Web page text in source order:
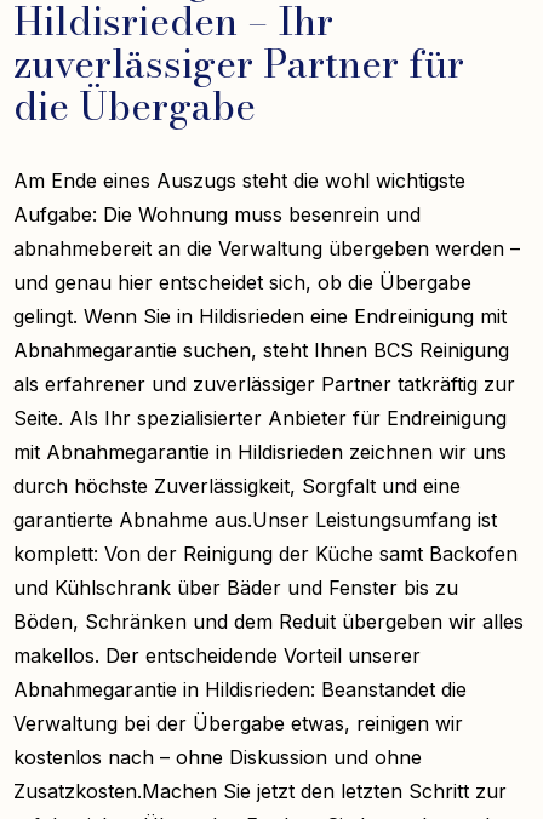
Hildisrieden – Ihr
zuverlässiger Partner für
die Übergabe
Am Ende eines Auszugs steht die wohl wichtigste
Aufgabe: Die Wohnung muss besenrein und
abnahmebereit an die Verwaltung übergeben werden –
und genau hier entscheidet sich, ob die Übergabe
gelingt. Wenn Sie in Hildisrieden eine Endreinigung mit
Abnahmegarantie suchen, steht Ihnen BCS Reinigung
als erfahrener und zuverlässiger Partner tatkräftig zur
Seite. Als Ihr spezialisierter Anbieter für Endreinigung
mit Abnahmegarantie in Hildisrieden zeichnen wir uns
durch höchste Zuverlässigkeit, Sorgfalt und eine
garantierte Abnahme aus.Unser Leistungsumfang ist
komplett: Von der Reinigung der Küche samt Backofen
und Kühlschrank über Bäder und Fenster bis zu
Böden, Schränken und dem Reduit übergeben wir alles
makellos. Der entscheidende Vorteil unserer
Abnahmegarantie in Hildisrieden: Beanstandet die
Verwaltung bei der Übergabe etwas, reinigen wir
kostenlos nach – ohne Diskussion und ohne
Zusatzkosten.Machen Sie jetzt den letzten Schritt zur